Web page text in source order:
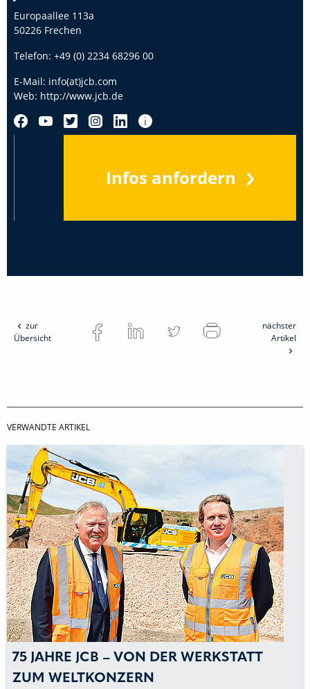
Europaallee 113a
50226 Frechen
Telefon: +49 (0) 2234 68296 00
E-Mail: info(at)jcb.com
Web: http://www.jcb.de
Infos anfordern
zur
Übersicht
nächster
Artikel
VERWANDTE ARTIKEL
– VON DER WERKSTATT